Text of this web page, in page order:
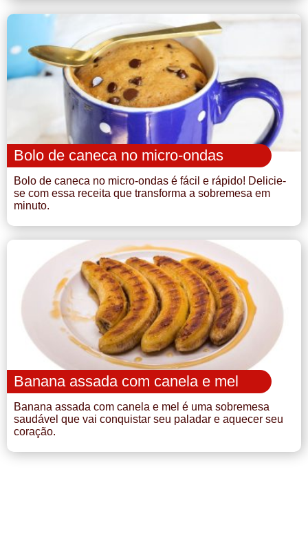
Bolo de caneca no micro-ondas
Bolo de caneca no micro-ondas é fácil e rápido! Delicie-
se com essa receita que transforma a sobremesa em
minuto.
Banana assada com canela e mel
Banana assada com canela e mel é uma sobremesa
saudável que vai conquistar seu paladar e aquecer seu
coração.